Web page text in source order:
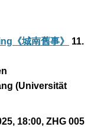
《城南舊事》
11.
(Universität
18:00, ZHG 005